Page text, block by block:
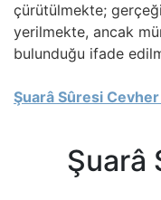
çürütülmekte;
yerilmekte, ancak
bulunduğu ifade
Şuarâ Sûresi
Şuarâ